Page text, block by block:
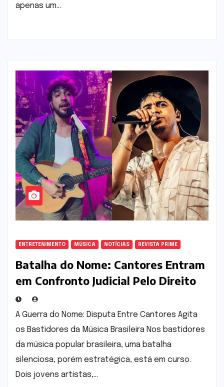
apenas um…
ENTRETENIMENTO MÚSICA NOTÍCIAS REVISTA PRIME
Batalha do Nome: Cantores Entram
em Confronto Judicial Pelo Direito
ao “Nattanzinho”
A Guerra do Nome: Disputa Entre Cantores Agita
os Bastidores da Música Brasileira Nos bastidores
da música popular brasileira, uma batalha
silenciosa, porém estratégica, está em curso.
Dois jovens artistas,…